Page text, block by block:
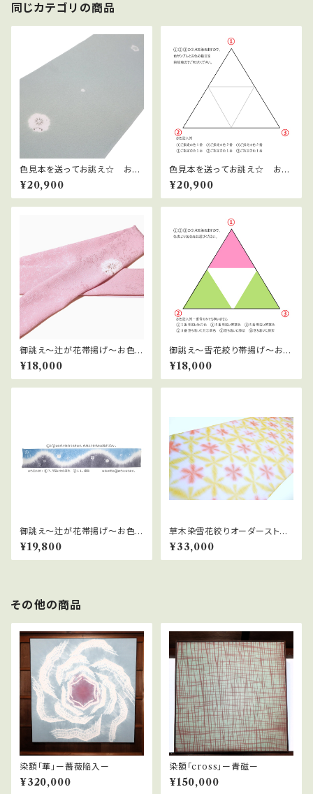
同じカテゴリの商品
色見本を送ってお誂え☆ お好
きなお色で帯揚げオーダー～辻
が花～
¥20,900
色見本を送ってお誂え☆ お好
きなお色で帯揚げオーダー～雪
花絞り～
¥20,900
御誂え～辻が花帯揚げ～お色を
選んで～１色染
¥18,000
御誂え～雪花絞り帯揚げ～お色
を選んで組み合わせて～
¥18,000
御誂え～辻が花帯揚げ～お色を
選んで組み合わせて～２色～
¥19,800
草木染雪花絞りオーダーストー
ル～お色を選んで組み合わせて
～
¥33,000
その他の商品
染額「華」ー薔薇陥入ー
¥320,000
染額「cross」ー青磁ー
¥150,000